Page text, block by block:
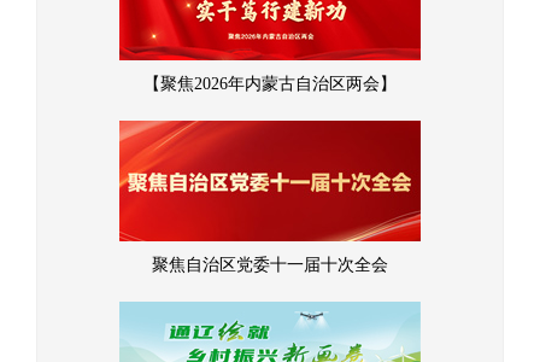
【聚焦2026年内蒙古自治区两会】
聚焦自治区党委十一届十次全会